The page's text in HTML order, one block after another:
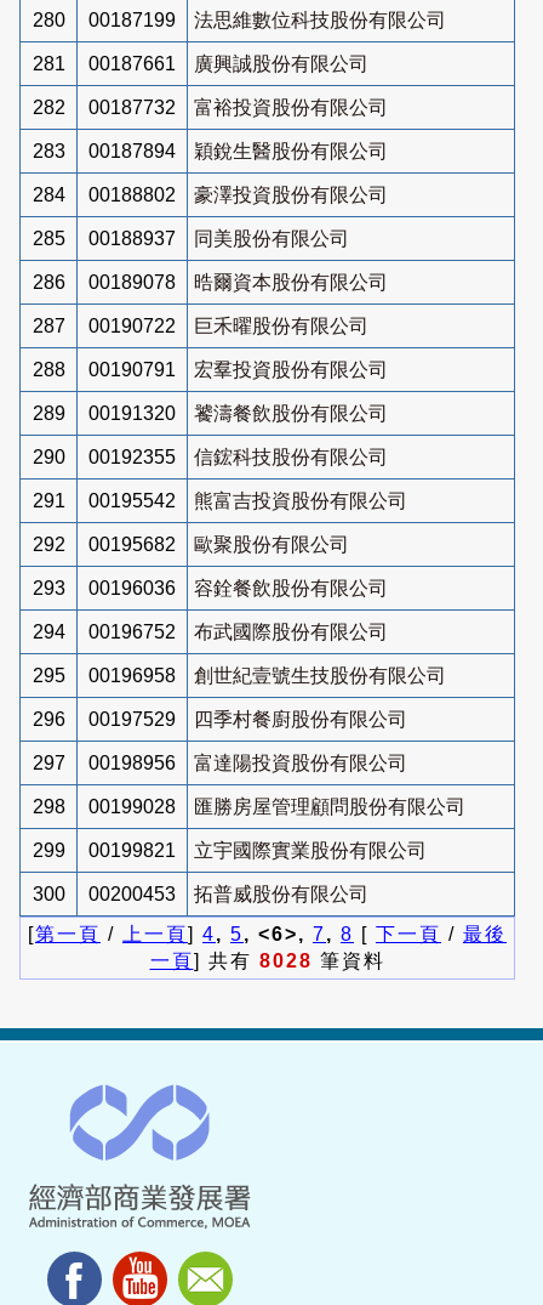
280 00187199 法思維數位科技股份有限公司
281 00187661 廣興誠股份有限公司
282 00187732 富裕投資股份有限公司
283 00187894 穎銳生醫股份有限公司
284 00188802 豪澤投資股份有限公司
285 00188937 同美股份有限公司
286 00189078 晧爾資本股份有限公司
287 00190722 巨禾曜股份有限公司
288 00190791 宏羣投資股份有限公司
289 00191320 饕濤餐飲股份有限公司
290 00192355 信鋐科技股份有限公司
291 00195542 熊富吉投資股份有限公司
292 00195682 歐聚股份有限公司
293 00196036 容銓餐飲股份有限公司
294 00196752 布武國際股份有限公司
295 00196958 創世紀壹號生技股份有限公司
296 00197529 四季村餐廚股份有限公司
297 00198956 富達陽投資股份有限公司
298 00199028 匯勝房屋管理顧問股份有限公司
299 00199821 立宇國際實業股份有限公司
300 00200453
拓普威股份有限公司
[第一頁 / 上一頁] 4, 5, <6>, 7, 8 [ 下一頁 / 最後
一頁] 共有 8028 筆資料